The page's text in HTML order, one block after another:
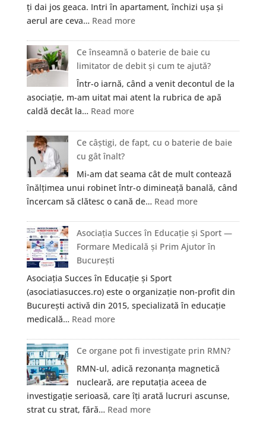
ți dai jos geaca. Intri în apartament, închizi ușa și
aerul are ceva… Read more:
se
elimină
mirosul
de
igrasie
un
apartament
din
Cluj?
Ce înseamnă o baterie de baie cu
limitator de debit și cum te ajută?
Într-o iarnă, când a venit decontul de la
asociație, m-am uitat mai atent la rubrica de apă
caldă decât la… Read more:
înseamnă
de
baie
cu
limitator
de
debit
cum
te
ajută?
Ce câștigi, de fapt, cu o baterie de baie
cu gât înalt?
Mi-am dat seama cât de mult contează
înălțimea unui robinet într-o dimineață banală, când
încercam să clătesc o cană de… Read more:
câștigi,
de
baterie
de
cu
gât
înalt?
Asociația Succes în Educație și Sport —
Formare Medicală și Prim Ajutor în
București
Asociația Succes în Educație și Sport
(asociatiasucces.ro) este o organizație non-profit din
București activă din 2015, specializată în educație
medicală… Read more:
Succes
în
Educație
și
Sport
—
Ce organe pot fi investigate prin RMN?
RMN-ul, adică rezonanța magnetică
nucleară, are reputația aceea de
investigație serioasă, care îți arată lucruri ascunse,
strat cu strat, fără… Read more: